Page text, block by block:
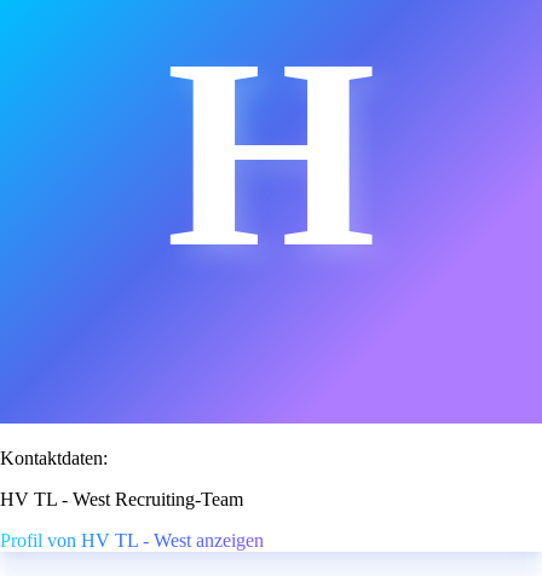
H
Kontaktdaten:
HV TL - West Recruiting-Team
Profil von HV TL - West anzeigen